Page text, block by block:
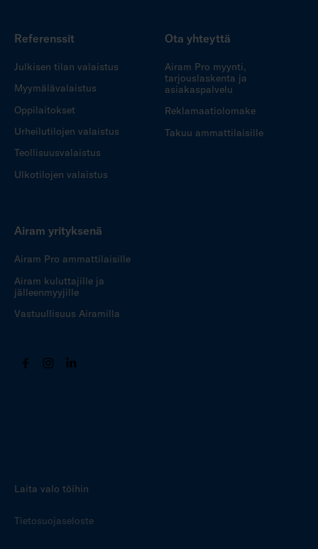
Referenssit
Julkisen tilan valaistus
Myymälävalaistus
Oppilaitokset
Urheilutilojen valaistus
Teollisuusvalaistus
Ulkotilojen valaistus
Ota yhteyttä
Airam Pro myynti,
tarjouslaskenta ja
asiakaspalvelu
Reklamaatiolomake
Takuu ammattilaisille
Airam yrityksenä
Airam Pro ammattilaisille
Airam kuluttajille ja
jälleenmyyjille
Vastuullisuus Airamilla
Laita valo töihin
Tietosuojaseloste